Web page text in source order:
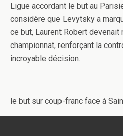
Ligue accordant le but au
considère que Levytsky a
ce but, Laurent Robert devenait
championnat, renforçant la
incroyable décision.
le but sur coup-franc face à